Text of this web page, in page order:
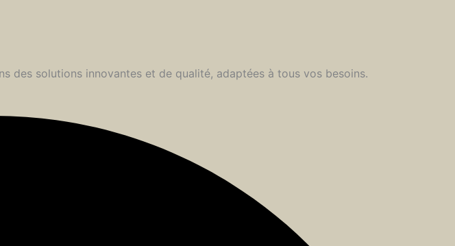
des solutions innovantes et de qualité, adaptées à tous vos besoins.